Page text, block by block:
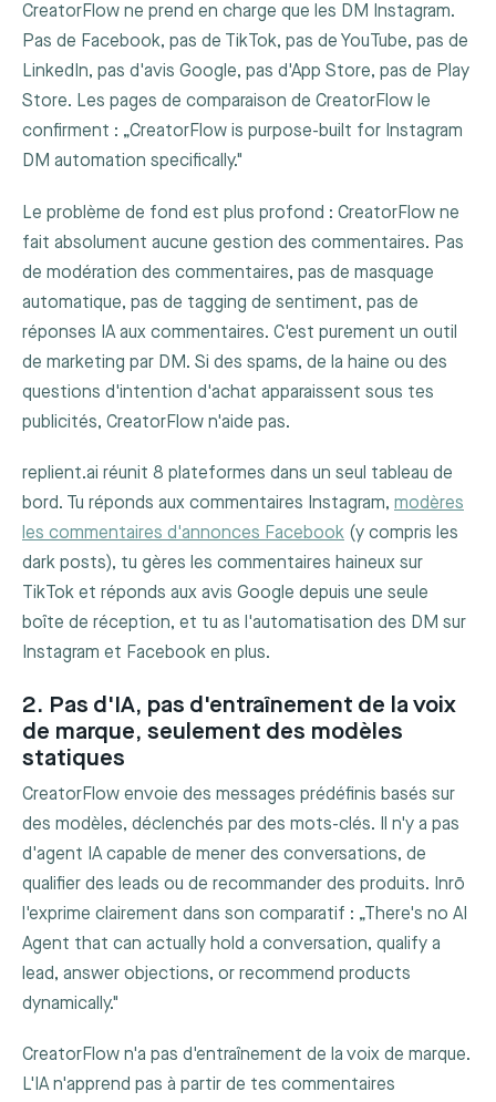
CreatorFlow ne prend en charge que les DM Instagram.
Pas de Facebook, pas de TikTok, pas de YouTube, pas de
LinkedIn, pas d'avis Google, pas d'App Store, pas de Play
Store. Les pages de comparaison de CreatorFlow le
confirment : „CreatorFlow is purpose-built for Instagram
DM automation specifically."
Le problème de fond est plus profond : CreatorFlow ne
fait absolument aucune gestion des commentaires. Pas
de modération des commentaires, pas de masquage
automatique, pas de tagging de sentiment, pas de
réponses IA aux commentaires. C'est purement un outil
de marketing par DM. Si des spams, de la haine ou des
questions d'intention d'achat apparaissent sous tes
publicités, CreatorFlow n'aide pas.
replient.ai réunit 8 plateformes dans un seul tableau de
bord. Tu réponds aux commentaires Instagram, modères
les commentaires d'annonces Facebook (y compris les
dark posts), tu gères les commentaires haineux sur
TikTok et réponds aux avis Google depuis une seule
boîte de réception, et tu as l'automatisation des DM sur
Instagram et Facebook en plus.
2. Pas d'IA, pas d'entraînement de la voix
de marque, seulement des modèles
statiques
CreatorFlow envoie des messages prédéfinis basés sur
des modèles, déclenchés par des mots-clés. Il n'y a pas
d'agent IA capable de mener des conversations, de
qualifier des leads ou de recommander des produits. Inrō
l'exprime clairement dans son comparatif : „There's no AI
Agent that can actually hold a conversation, qualify a
lead, answer objections, or recommend products
dynamically."
CreatorFlow n'a pas d'entraînement de la voix de marque.
L'IA n'apprend pas à partir de tes commentaires